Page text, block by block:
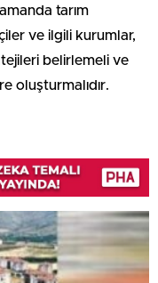
tarım
ve ilgili kurumlar,
belirlemeli ve
oluşturmalıdır.